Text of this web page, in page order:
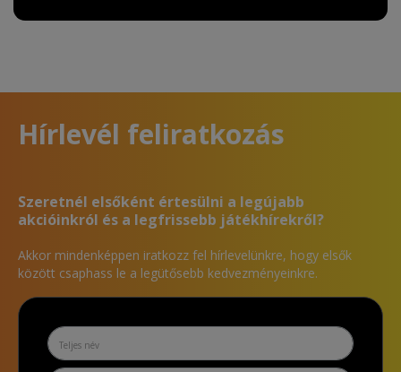
Hírlevél feliratkozás
Szeretnél elsőként értesülni a legújabb
akcióinkról és a legfrissebb játékhírekről?
Akkor mindenképpen iratkozz fel hírlevelünkre, hogy elsők
között csaphass le a legütősebb kedvezményeinkre.